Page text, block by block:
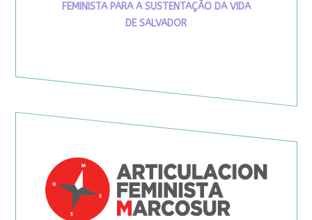
FEMINISTA PARA A SUSTENTAÇÃO DA VIDA
DE SALVADOR